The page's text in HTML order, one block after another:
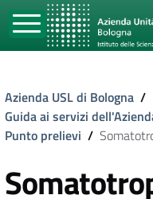
Azienda USL di Bologna /
Guida ai servizi
Punto prelievi /